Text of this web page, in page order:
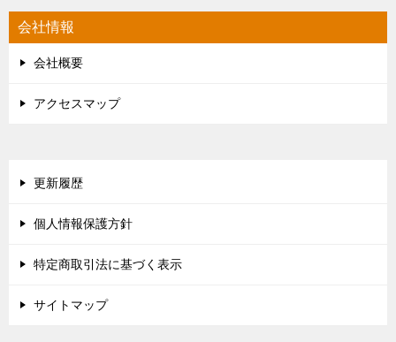
会社情報
会社概要
アクセスマップ
更新履歴
個人情報保護方針
特定商取引法に基づく表示
サイトマップ